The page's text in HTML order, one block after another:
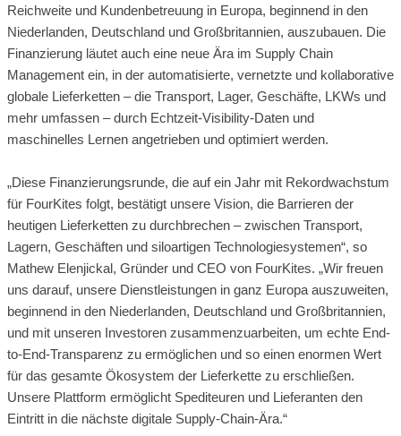
Reichweite und Kundenbetreuung in Europa, beginnend in den
Niederlanden, Deutschland und Großbritannien, auszubauen. Die
Finanzierung läutet auch eine neue Ära im Supply Chain
Management ein, in der automatisierte, vernetzte und kollaborative
globale Lieferketten – die Transport, Lager, Geschäfte, LKWs und
mehr umfassen – durch Echtzeit-Visibility-Daten und
maschinelles Lernen angetrieben und optimiert werden.
„Diese Finanzierungsrunde, die auf ein Jahr mit Rekordwachstum
für FourKites folgt, bestätigt unsere Vision, die Barrieren der
heutigen Lieferketten zu durchbrechen – zwischen Transport,
Lagern, Geschäften und siloartigen Technologiesystemen“, so
Mathew Elenjickal, Gründer und CEO von FourKites. „Wir freuen
uns darauf, unsere Dienstleistungen in ganz Europa auszuweiten,
beginnend in den Niederlanden, Deutschland und Großbritannien,
und mit unseren Investoren zusammenzuarbeiten, um echte End-
to-End-Transparenz zu ermöglichen und so einen enormen Wert
für das gesamte Ökosystem der Lieferkette zu erschließen.
Unsere Plattform ermöglicht Spediteuren und Lieferanten den
Eintritt in die nächste digitale Supply-Chain-Ära.“